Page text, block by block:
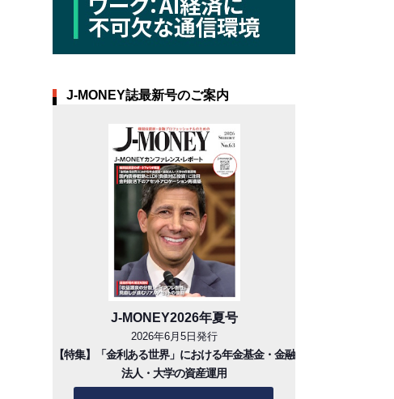
J-MONEY誌最新号のご案内
J-MONEY2026年夏号
2026年6月5日発行
【特集】「金利ある世界」における年金基金・金融
法人・大学の資産運用